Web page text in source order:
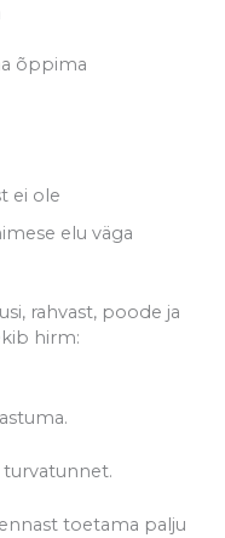
õppima
ei ole
elu väga
rahvast, poode ja
hirm:
toetama palju